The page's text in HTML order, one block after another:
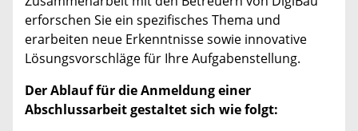
erforschen Sie ein spezifisches Thema und
erarbeiten neue Erkenntnisse sowie innovative
Lösungsvorschläge für Ihre Aufgabenstellung.
Der Ablauf für die Anmeldung einer
Abschlussarbeit gestaltet sich wie folgt: